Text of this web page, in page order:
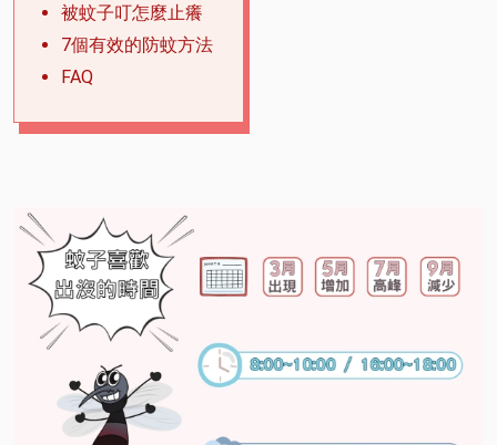
被蚊子叮怎麼止癢
7個有效的防蚊方法
FAQ